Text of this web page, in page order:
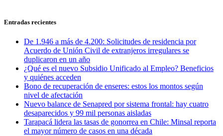
Entradas recientes
De 1.946 a más de 4.200: Solicitudes de residencia por
Acuerdo de Unión Civil de extranjeros irregulares se
duplicaron en un año
¿Qué es el nuevo Subsidio Unificado al Empleo? Beneficios
y quiénes acceden
Bono de recuperación de enseres: estos los montos según
nivel de afectación
Nuevo balance de Senapred por sistema frontal: hay cuatro
desaparecidos y 99 mil personas aisladas
Tarapacá lidera las tasas de gonorrea en Chile: Minsal reporta
el mayor número de casos en una década